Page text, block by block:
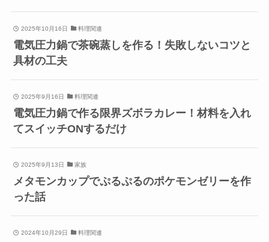
2025年10月16日 料理関連
電気圧力鍋で茶碗蒸しを作る！失敗しないコツと
具材の工夫
2025年9月16日 料理関連
電気圧力鍋で作る限界ズボラカレー！材料を入れ
てスイッチONするだけ
2025年9月13日 家族
メタモンカップでぷるぷるのポケモンゼリーを作
った話
2024年10月29日 料理関連